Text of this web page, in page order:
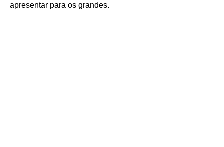
apresentar para os grandes.